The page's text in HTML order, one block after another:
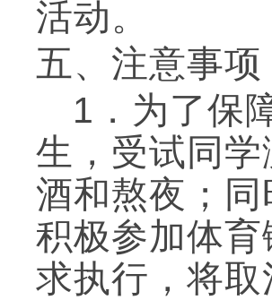
活动。
五、注意事项
1．为了保
生， 受试同
酒和熬夜；
积极参加体
求执行，将